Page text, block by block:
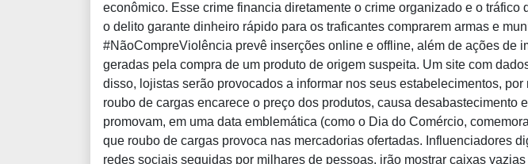
econômico. Esse crime financia diretamente o crime organizado e o
o delito garante dinheiro rápido para os traficantes comprarem armas e
#NãoCompreViolência prevê inserções online e offline, além de ações de
geradas pela compra de um produto de origem suspeita. Um site com
disso, lojistas serão provocados a informar nos seus estabelecimentos,
roubo de cargas encarece o preço dos produtos, causa
promovam, em uma data emblemática (como o Dia do Comércio,
que roubo de cargas provoca nas mercadorias ofertadas. Influenciadores
redes sociais seguidas por milhares de pessoas, irão mostrar caixas